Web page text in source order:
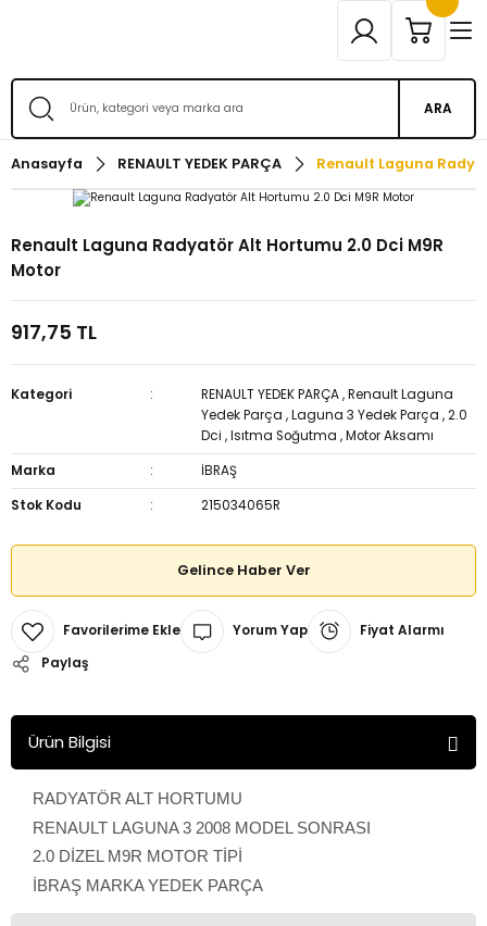
ARA
Anasayfa RENAULT YEDEK PARÇA Renault Laguna
Renault Laguna Radyatör Alt Hortumu 2.0 Dci M9R
Motor
917,75 TL
Kategori RENAULT YEDEK PARÇA ,Renault Laguna
Yedek Parça ,Laguna 3 Yedek Parça ,2.0
Dci ,Isıtma Soğutma ,Motor Aksamı
Marka
İBRAŞ
Stok Kodu
215034065R
Gelince Haber Ver
Yorum Yap
Fiyat Alarmı
Paylaş
Ürün Bilgisi
RADYATÖR ALT HORTUMU
RENAULT LAGUNA 3 2008 MODEL SONRASI
2.0 DİZEL M9R MOTOR TİPİ
İBRAŞ MARKA YEDEK PARÇA